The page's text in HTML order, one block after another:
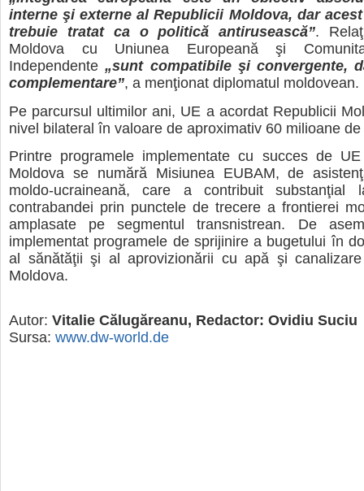
interne şi externe al Republicii Moldova, dar
trebuie tratat ca o politică antirusească”.
Moldova cu Uniunea Europeană şi
Independente„sunt compatibile şi convergente,
complementare”, a menţionat diplomatul moldovean.
Pe parcursul ultimilor ani, UE a acordat Republicii
nivel bilateral în valoare de aproximativ 60 milioane
Printre programele implementate cu succes de
Moldova se numără Misiunea EUBAM, de
moldo-ucraineană, care a contribuit substanţial
contrabandei prin punctele de trecere a frontierei
amplasate pe segmentul transnistrean. De
implementat programele de sprijinire a bugetului în
al sănătăţii şi al aprovizionării cu apă şi
Moldova.
Autor: Vitalie Călugăreanu, Redactor: Ovidiu Suciu
Sursa: www.dw-world.de